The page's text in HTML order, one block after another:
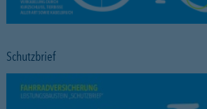
Schutzbrief